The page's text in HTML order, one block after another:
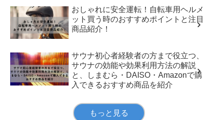
おしゃれに安全運転！自転車用ヘルメ
ット買う時のおすすめポイントと注目
商品紹介！
サウナ初心者経験者の方まで役立つ、
サウナの効能や効果利用方法の解説
と、しまむら・DAISO・Amazonで購
入できるおすすめ商品を紹介
もっと見る